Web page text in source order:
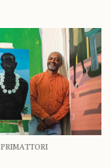
PRIMATTORI